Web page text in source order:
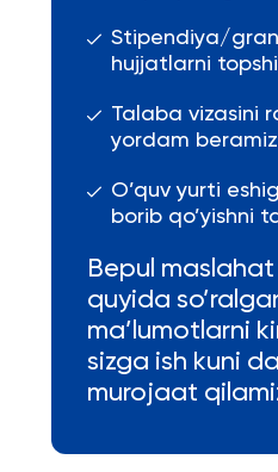
Stipendiya/
hujjatlarni
Talaba vizasini
yordam
O’quv yurti
borib qo’yishni
Bepul
quyida
ma’lumotlarni
sizga ish kuni
murojaat